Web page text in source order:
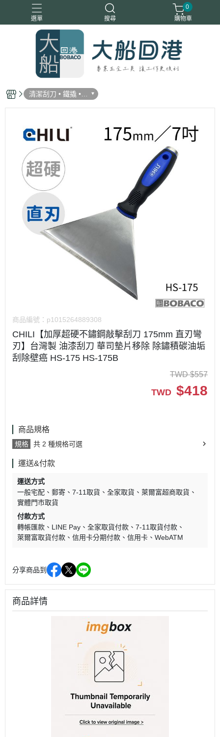
選單 搜尋
0
購物車
清潔刮刀 • 鐵撬 •
潤滑工具
商品編號： p1015264889308
CHILI【加厚超硬不鏽鋼敲擊刮刀 175mm 直刃彎
刃】台灣製 油漆刮刀 華司墊片移除 除鏽積碳油垢
刮除壁癌 HS-175 HS-175B
TWD $557
TWD $418
商品規格
規格 共 2 種規格可選
運送&付款
運送方式
一般宅配
郵寄 7-11取貨 全家取貨
萊爾富超商取貨
實體門市取貨
付款方式
轉帳匯款
LINE Pay 全家取貨付款
7-11取貨付款
萊爾富取貨付款
信用卡分期付款 信用卡 WebATM
分享商品到
商品詳情